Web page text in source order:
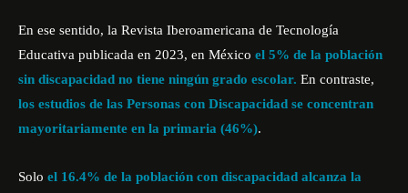
En ese sentido, la Revista Iberoamericana de Tecnología
Educativa publicada en 2023, en México el 5% de la población
sin discapacidad no tiene ningún grado escolar. En contraste,
los estudios de las Personas con Discapacidad se concentran
mayoritariamente en la primaria (46%).
Solo el 16.4% de la población con discapacidad alcanza la